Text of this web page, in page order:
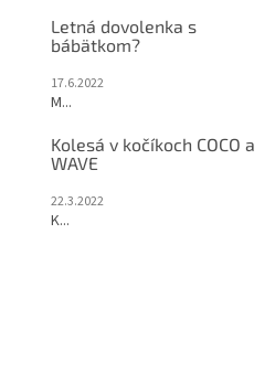
Letná dovolenka s
bábätkom?
17.6.2022
M...
Kolesá v kočíkoch COCO a
WAVE
22.3.2022
K...